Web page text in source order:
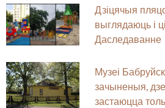
Дзіцячыя
выглядаюць і
Даследаванне
Музеі
зачыненыя,
застаюцца